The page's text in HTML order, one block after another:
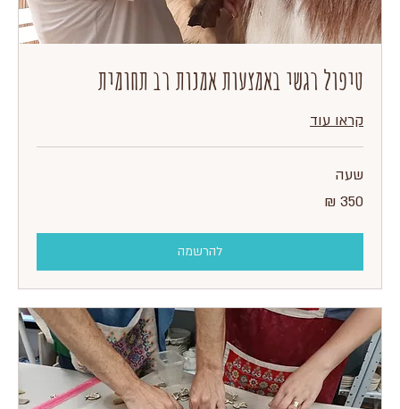
טיפול רגשי באמצעות אמנות רב תחומית
קראו עוד
שעה
שקלים
להרשמה